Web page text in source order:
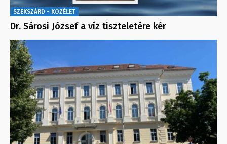
SZEKSZÁRD - KÖZÉLET
Dr. Sárosi József a víz tiszteletére kér